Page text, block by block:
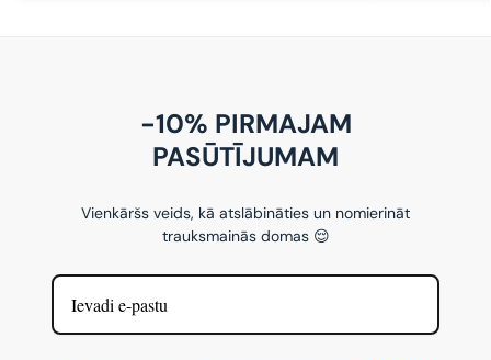
-10% PIRMAJAM
PASŪTĪJUMAM
Vienkāršs veids, kā atslābināties un nomierināt
trauksmainās domas 😌